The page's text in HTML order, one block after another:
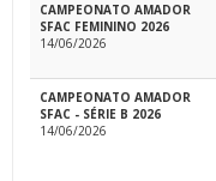
CAMPEONATO AMADOR
SFAC FEMININO 2026
14/06/2026
CAMPEONATO AMADOR
SFAC - SÉRIE B 2026
14/06/2026